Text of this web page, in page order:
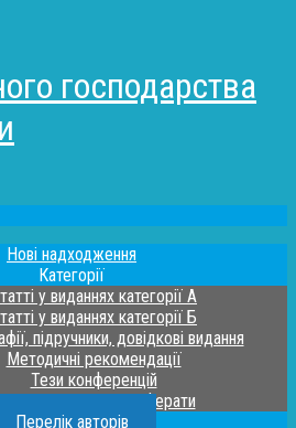
господарства
Нові надходження
Категорії
у виданнях категорії А
у виданнях категорії Б
підручники, довідкові видання
Методичні рекомендації
Тези конференцій
та автореферати
Перелік авторів